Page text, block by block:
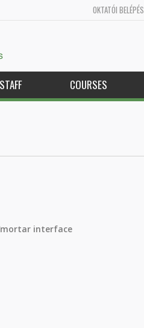
OKTATÓI BELÉPÉS
STAFF COURSES
mortar interface